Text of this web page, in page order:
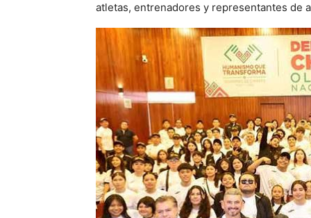
atletas, entrenadores y representantes de